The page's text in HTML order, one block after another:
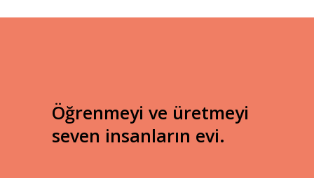
Öğrenmeyi ve üretmeyi
seven insanların evi.